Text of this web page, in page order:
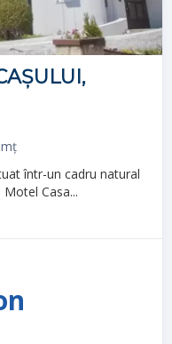
într-un cadru natural
Casa...